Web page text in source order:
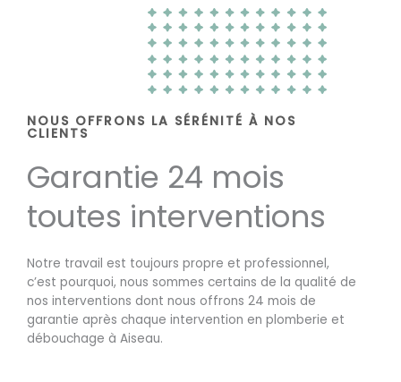
NOUS OFFRONS LA SÉRÉNITÉ À NOS
CLIENTS
Garantie 24 mois
toutes interventions
Notre travail est toujours propre et professionnel,
c’est pourquoi, nous sommes certains de la qualité de
nos interventions dont nous offrons 24 mois de
garantie après chaque intervention en plomberie et
débouchage à Aiseau.